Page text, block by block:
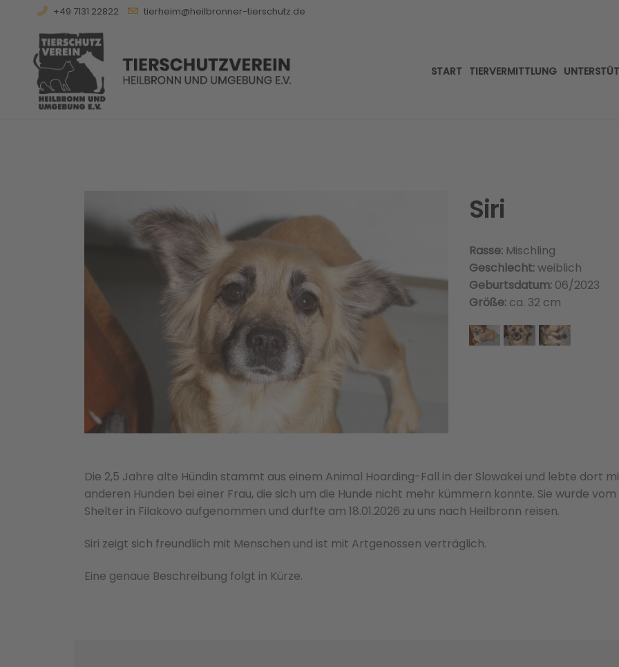
+49 7131 22822 tierheim@heilbronner-tierschutz.de
START TIERVERMITTLUNG
Siri
Rasse:Mischling
Geschlecht:weiblich
Geburtsdatum:06/2023
Größe:ca. 32 cm
Die 2,5 Jahre alte Hündin stammt aus einem Animal Hoarding-Fall in der Slowakei und lebte dort
anderen Hunden bei einer Frau, die sich um die Hunde nicht mehr kümmern konnte. Sie wurde vom
Shelter in Filakovo aufgenommen und durfte am 18.01.2026 zu uns nach Heilbronn reisen.
Siri zeigt sich freundlich mit Menschen und ist mit Artgenossen verträglich.
Eine genaue Beschreibung folgt in Kürze.